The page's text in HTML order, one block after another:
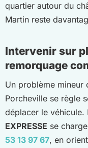
quartier autour du
Martin reste
Intervenir sur
remorquage
Un problème mineur
Porcheville se règle
déplacer le véhicule.
EXPRESSE se
53 13 97 67, en